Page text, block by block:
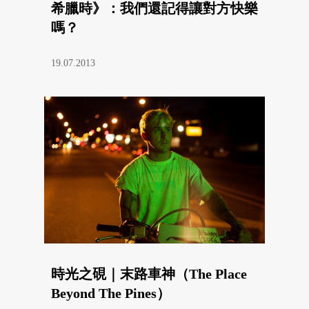
希臘時》：我們還記得讓對方快樂
嗎？
19.07.2013
時光之硯｜末路車神（The Place
Beyond The Pines）